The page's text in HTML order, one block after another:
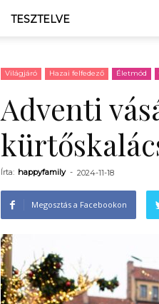
TESZTELVE
Világjáró Hazai felfedező Életmód
Adventi
Írta: happyfamily - 2024-11-18
Megosztás a Facebookon